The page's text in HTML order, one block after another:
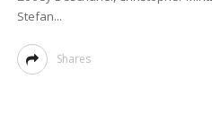
Stefan...
Shares